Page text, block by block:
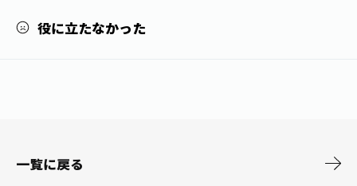
お茶の妖精
Crazy Jasmine
役に立たなかった
一覧に戻る